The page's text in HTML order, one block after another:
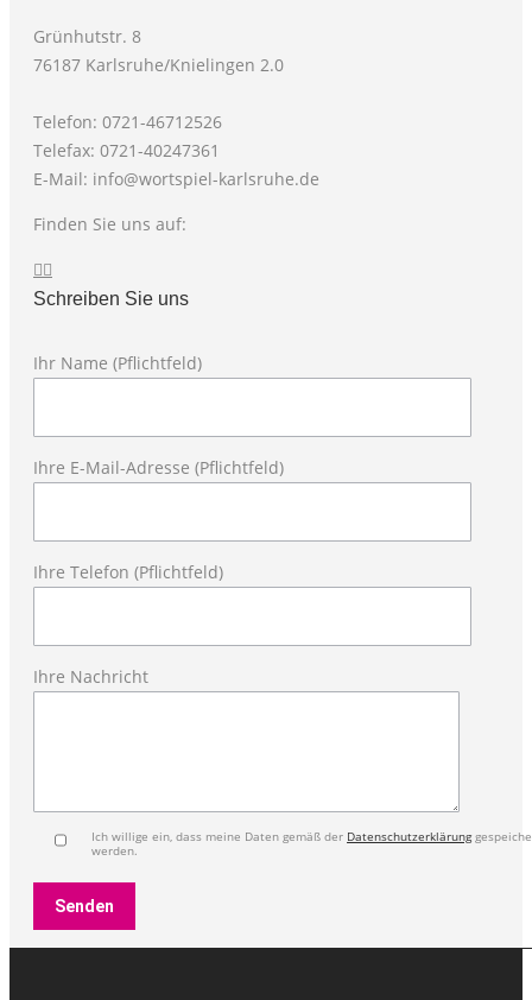
Grünhutstr. 8
76187 Karlsruhe/Knielingen 2.0
Telefon: 0721-46712526
Telefax: 0721-40247361
E-Mail: info@wortspiel-karlsruhe.de
Finden Sie uns auf:
Facebook
page
new
page
in
new
Schreiben Sie uns
Ihr Name (Pflichtfeld)
Ihre E-Mail-Adresse (Pflichtfeld)
Ihre Telefon (Pflichtfeld)
Ihre Nachricht
Ich willige ein, dass meine Daten gemäß der Datenschutzerklärung
werden.